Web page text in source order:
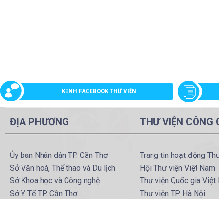
KÊNH FACEBOOK THƯ VIỆN
ĐỊA PHƯƠNG
Ủy ban Nhân dân TP. Cần Thơ
Sở Văn hoá, Thể thao và Du lịch
Sở Khoa học và Công nghệ
Sở Y Tế TP. Cần Thơ
THƯ VIỆN CÔNG
Trang tin hoạt động
Hội Thư viện Việt Nam
Thư viện Quốc gia Việt
Thư viện TP. Hà Nội